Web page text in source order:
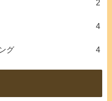
2
4
グ 4